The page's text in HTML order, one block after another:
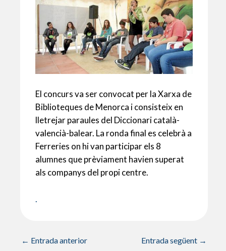
El concurs va ser convocat per la Xarxa de
Biblioteques de Menorca i consisteix en
lletrejar paraules del Diccionari català-
valencià-balear. La ronda final es celebrà a
Ferreries on hi van participar els 8
alumnes que prèviament havien superat
als companys del propi centre.
.
← Entrada anterior Entrada següent →